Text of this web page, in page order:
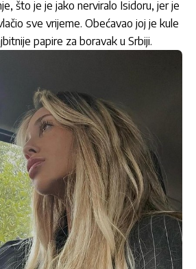
što je je jako nerviralo Isidoru, jer je
sve vrijeme. Obećavao joj je kule
papire za boravak u Srbiji.